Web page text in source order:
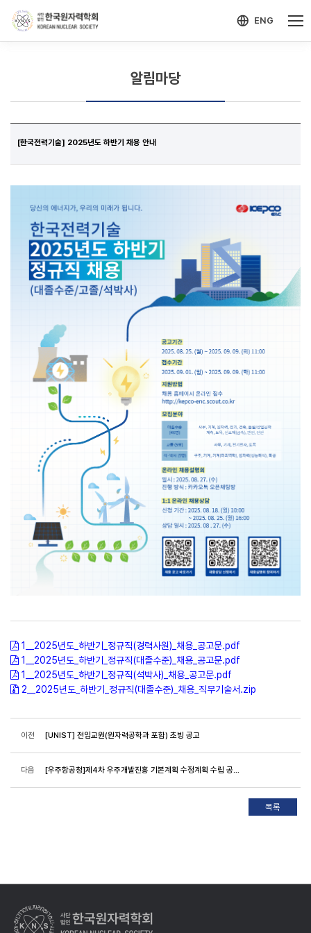
ENG
알림마당
[한국전력기술] 2025년도 하반기 채용 안내
1__2025년도_하반기_정규직(경력사원)_채용_공고문.pdf
1__2025년도_하반기_정규직(대졸수준)_채용_공고문.pdf
1__2025년도_하반기_정규직(석박사)_채용_공고문.pdf
2__2025년도_하반기_정규직(대졸수준)_채용_직무기술서.zip
이전 [UNIST] 전임교원(원자력공학과 포함) 초빙 공고
다음 [우주항공청]제4차 우주개발진흥 기본계획 수정계획 수립 공청회 개최